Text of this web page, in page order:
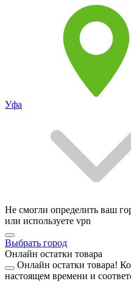
Уфа
Не смогли определить ваш
или используете vpn
Выбрать город
Онлайн остатки товара
Онлайн остатки товара!
настоящем времени и